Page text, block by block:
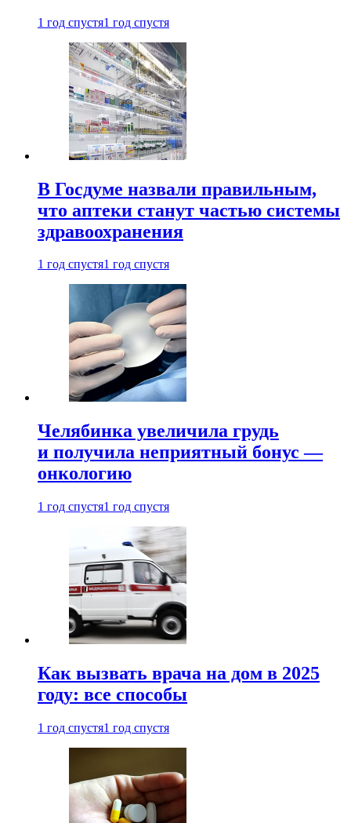
1 год спустя1 год спустя
В Госдуме назвали правильным,
что аптеки станут частью системы
здравоохранения
1 год спустя1 год спустя
Челябинка увеличила грудь
и получила неприятный бонус —
онкологию
1 год спустя1 год спустя
Как вызвать врача на дом в 2025
году: все способы
1 год спустя1 год спустя